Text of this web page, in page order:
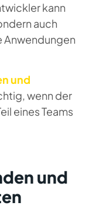
kann
auch
Anwendungen
und
wenn der
eines Teams
und